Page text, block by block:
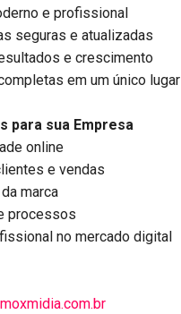
e profissional
seguras e atualizadas
e crescimento
em um único lugar
para sua Empresa
online
e vendas
marca
processos
no mercado digital